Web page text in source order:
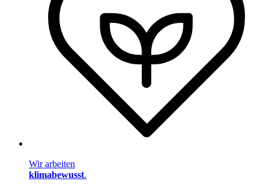
Wir arbeiten
klimabewusst.